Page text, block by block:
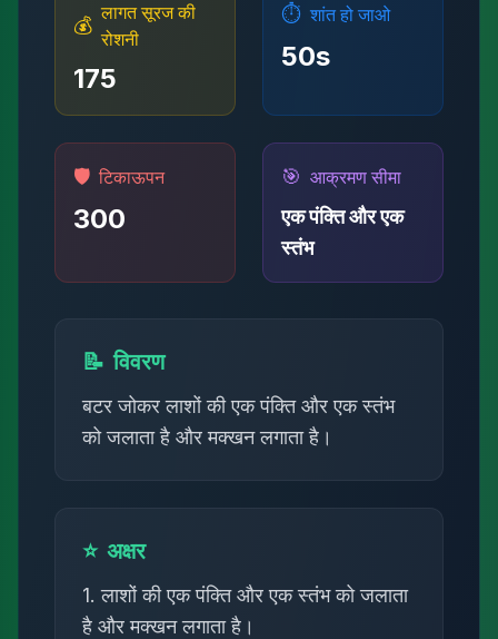
💰
लागत सूरज की
रोशनी
175
⏱️ शांत हो जाओ
50s
🛡️ टिकाऊपन
300
🎯 आक्रमण सीमा
एक पंक्ति और एक
स्तंभ
📝 विवरण
बटर जोकर लाशों की एक पंक्ति और एक स्तंभ
को जलाता है और मक्खन लगाता है।
⭐ अक्षर
1. लाशों की एक पंक्ति और एक स्तंभ को जलाता
है और मक्खन लगाता है।